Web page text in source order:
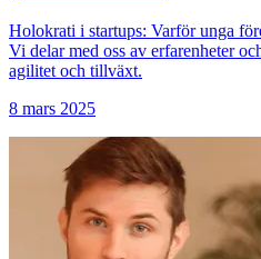
Holokrati i startups: Varför unga
Vi delar med oss av erfarenheter
agilitet och tillväxt.
8 mars 2025